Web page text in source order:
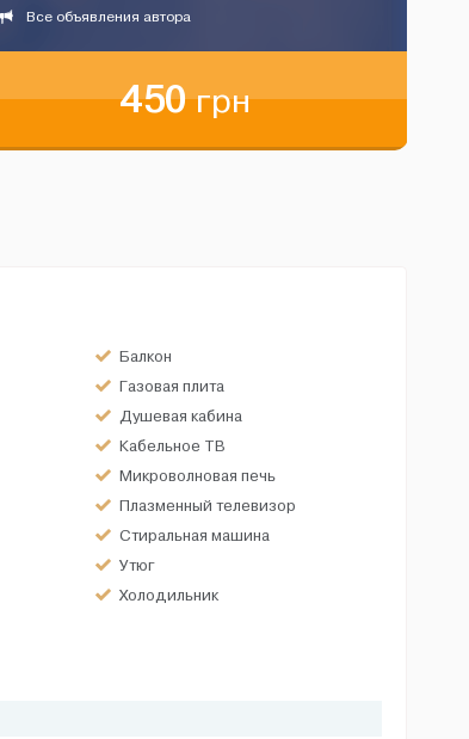
Все объявления автора
450грн
Балкон
Газовая плита
Душевая кабина
Кабельное ТВ
Микроволновая печь
Плазменный телевизор
Стиральная машина
Утюг
Холодильник